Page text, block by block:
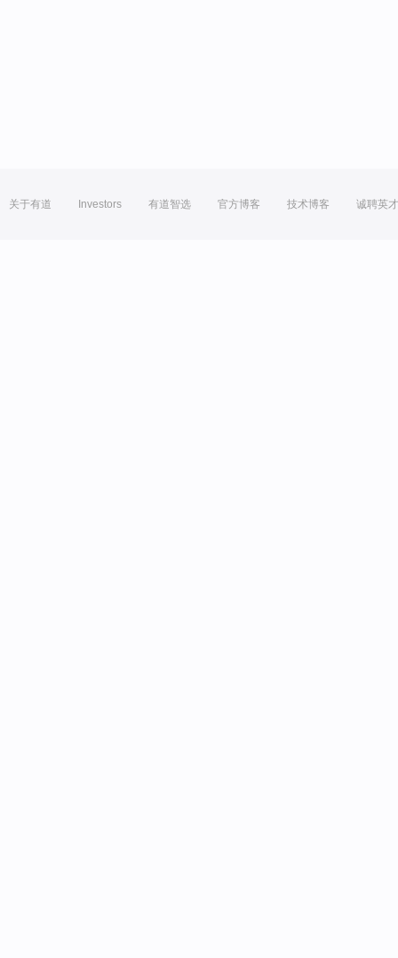
关于有道 Investors 有道智选 官方博客 技术博客 诚聘英才